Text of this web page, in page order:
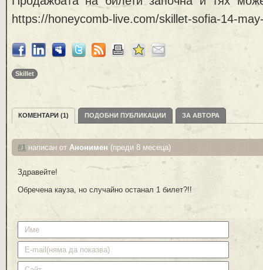
https://honeycomb-live.com/skillet-sofia-14-
Skillet
КОМЕНТАРИ (1) ПОДОБНИ ПУБЛИКАЦИИ ЗА АВТОРА
#1 написан от Анонимен (преди 8 месеца)
Здравейте!
Обречена кауза, но случайно останал 1 билет?!!